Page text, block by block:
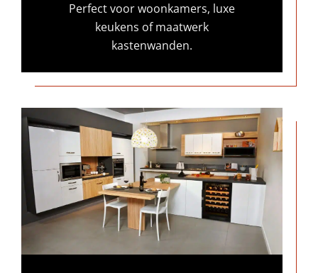
Perfect voor woonkamers, luxe
keukens of maatwerk
kastenwanden.